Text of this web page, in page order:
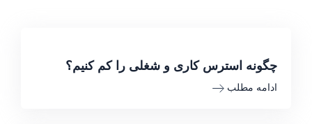
چگونه استرس کاری و شغلی را کم کنیم؟
ادامه مطلب